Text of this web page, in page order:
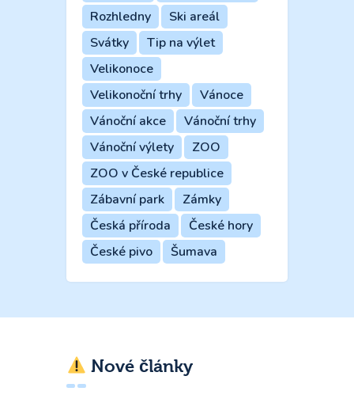
Rozhledny
Ski areál
Svátky
Tip na výlet
Velikonoce
Velikonoční trhy
Vánoce
Vánoční akce
Vánoční trhy
Vánoční výlety
ZOO
ZOO v České republice
Zábavní park
Zámky
Česká příroda
České hory
České pivo
Šumava
Nové články